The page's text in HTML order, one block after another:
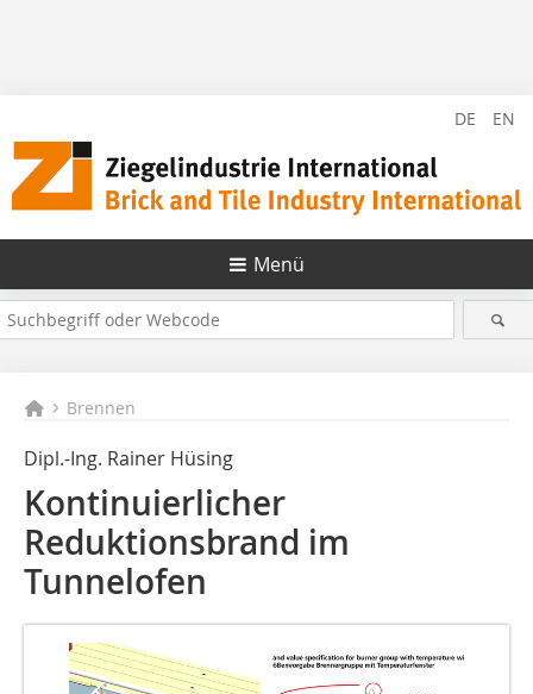
DE EN
Menü
Brennen
Dipl.-Ing. Rainer Hüsing
Kontinuierlicher
Reduktionsbrand im
Tunnelofen